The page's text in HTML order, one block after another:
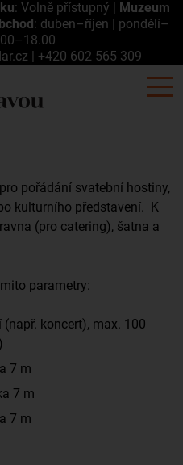
: Volně přístupný | Muzeum
: duben–říjen | pondělí–
| +420 602 565 309
pořádání svatební hostiny,
kulturního představení. K
(pro catering), šatna a
parametry:
koncert), max. 100
7 m
7 m
7 m